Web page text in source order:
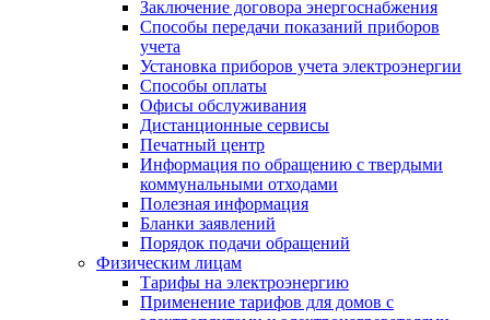
Заключение договора энергоснабжения
Способы передачи показаний приборов
учета
Установка приборов учета электроэнергии
Способы оплаты
Офисы обслуживания
Дистанционные сервисы
Печатный центр
Информация по обращению с твердыми
коммунальными отходами
Полезная информация
Бланки заявлений
Порядок подачи обращений
Физическим лицам
Тарифы на электроэнергию
Применение тарифов для домов с